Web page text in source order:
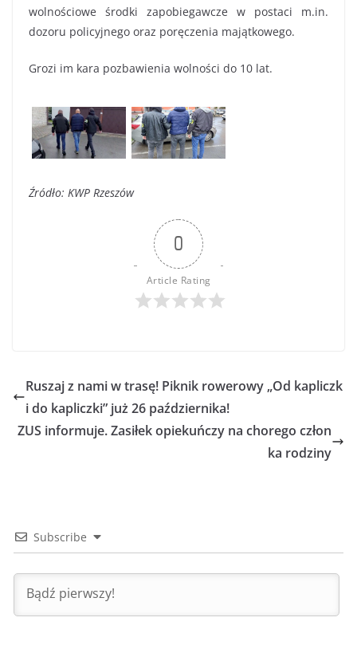
wolnościowe środki zapobiegawcze w postaci m.in.
dozoru policyjnego oraz poręczenia majątkowego.
Grozi im kara pozbawienia wolności do 10 lat.
Źródło: KWP Rzeszów
0
Article Rating
Ruszaj z nami w trasę! Piknik rowerowy „Od kapliczk
i do kapliczki” już 26 października!
ZUS informuje. Zasiłek opiekuńczy na chorego człon
ka rodziny
Subscribe